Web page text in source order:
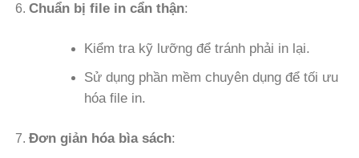
Chuẩn bị file in cẩn thận:
Kiểm tra kỹ lưỡng để tránh phải in lại.
Sử dụng phần mềm chuyên dụng để tối ưu
hóa file in.
Đơn giản hóa bìa sách: